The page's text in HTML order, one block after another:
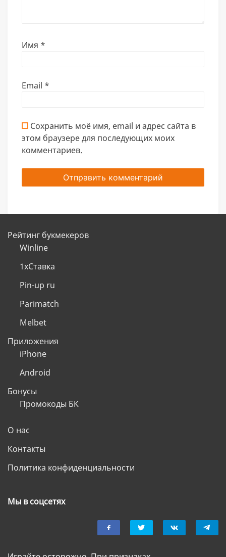
Имя *
Email *
Сохранить моё имя, email и адрес сайта в
этом браузере для последующих моих
комментариев.
Рейтинг букмекеров
Winline
1хСтавка
Pin-up ru
Parimatch
Melbet
Приложения
iPhone
Android
Бонусы
Промокоды БК
О нас
Контакты
Политика конфиденциальности
Мы в соцсетях